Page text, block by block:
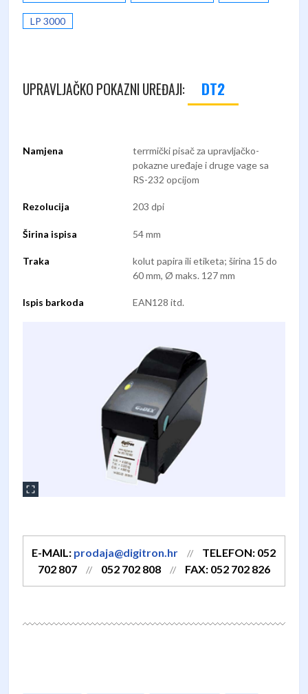
LP 3000
UPRAVLJAČKO POKAZNI UREĐAJI: DT2
Namjena
terrmički pisač za upravljačko-
pokazne uređaje i druge vage sa
RS-232 opcijom
Rezolucija 203 dpi
Širina ispisa 54 mm
Traka
kolut papira ili etiketa; širina 15 do
60 mm, Ø maks. 127 mm
Ispis barkoda EAN128 itd.
E-MAIL: prodaja@digitron.hr //
TELEFON: 052
702 807
// 052 702 808 // FAX: 052 702 826